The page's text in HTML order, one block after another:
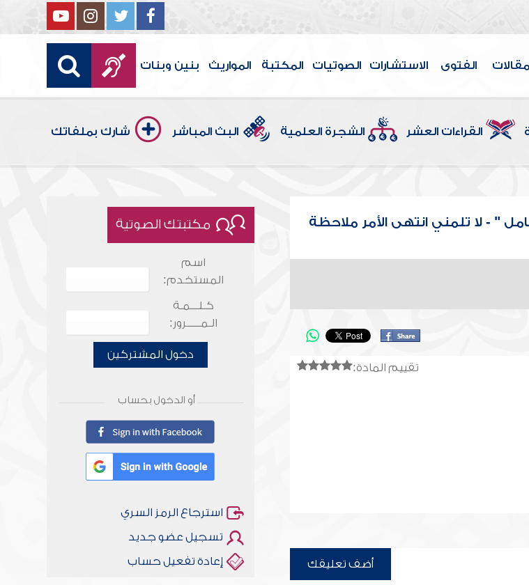
مقالات الفتوى الاستشارات الصوتيات المكتبة المواريث بنين وبنات
القراءات العشر الشجرة العلمية البث المباشر شارك بملفاتك
" - لا تلمني انتهى الأمر ملاحظة
تقييم المادة:
أضف تعليقك
مكتبتك الصوتية
اسم
المستخدم:
كـلـــمـة
الـمـــــرور:
دخول المشتركين
أو الدخول بحساب
استرجاع الرمز السري
تسجيل عضو جديد
إعادة تفعيل حساب